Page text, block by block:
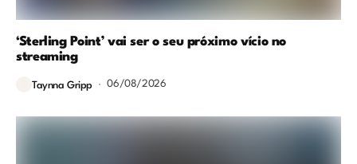
‘Sterling Point’ vai ser o seu próximo vício no
streaming
Taynna Gripp 06/08/2026